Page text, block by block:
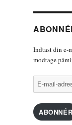
Indtast din e-
modtage
E-
mail-
ABONNÉR